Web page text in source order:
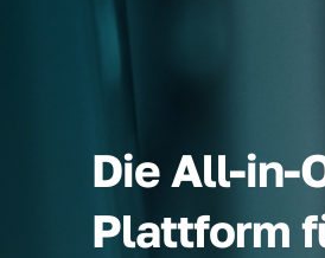
Die All-in-
Plattform